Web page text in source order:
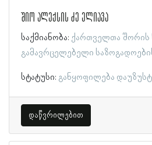
შიო ალექსის ძე ელიავა
საქმიანობა: ქართველთა შორის
გამავრცელებელი
სტატუსი: განყოფილება
დაწვრილებით